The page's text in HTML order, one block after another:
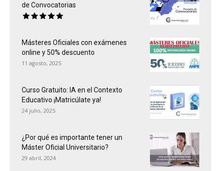
de Convocatorias
Másteres Oficiales con exámenes
online y 50% descuento
11 agosto, 2025
Curso Gratuito: IA en el Contexto
Educativo ¡Matricúlate ya!
24 julio, 2025
¿Por qué es importante tener un
Máster Oficial Universitario?
29 abril, 2024